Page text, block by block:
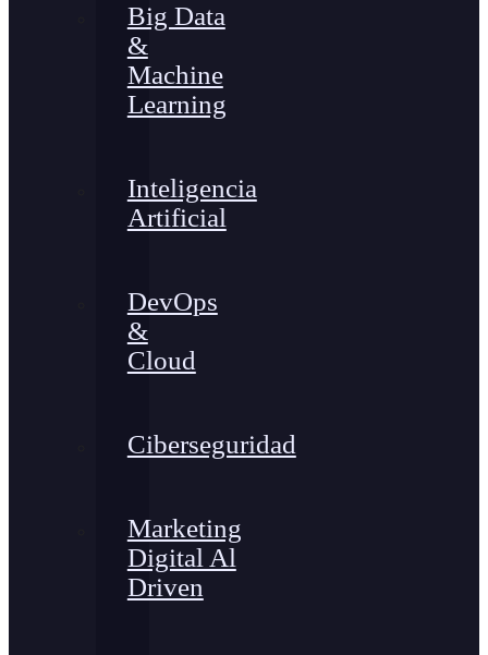
Big Data
&
Machine
Learning
Inteligencia
Artificial
DevOps
&
Cloud
Ciberseguridad
Marketing
Digital Al
Driven